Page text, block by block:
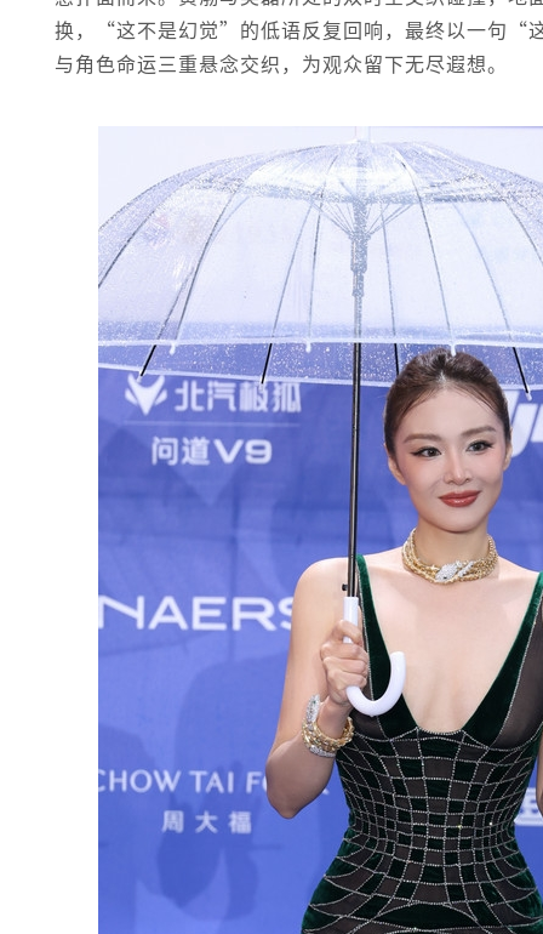
换，“这不是幻觉”的低语反复回响，最终以一句“
与角色命运三重悬念交织，为观众留下无尽遐想。